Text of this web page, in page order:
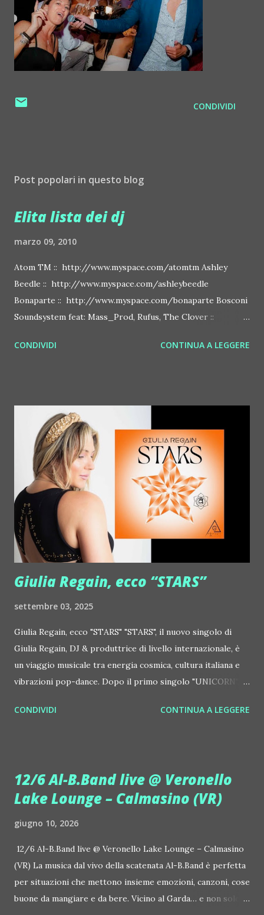
CONDIVIDI
Post popolari in questo blog
Elita lista dei dj
marzo 09, 2010
Atom TM :: http://www.myspace.com/atomtm Ashley
Beedle :: http://www.myspace.com/ashleybeedle
Bonaparte :: http://www.myspace.com/bonaparte Bosconi
Soundsystem feat: Mass_Prod, Rufus, The Clover ::
http://www.myspace.com/benderbyetone Chapelier Fou ::
Deian :: http://www.myspace.com/deiansong Dixon ::
http://www.myspace.com/justdixon Frivolous ::
http://www.myspace.com/frivolouslive Frost ::
http://www.myspace.com/frostnorway Gonzales ::
http://www.myspace.com/gonzpiration Italian Laptop
Orchestra feat. Alessio Bertallot Jimmy Edgar ::
http://www.myspace.com/colorstrip Jon Hopkins ::
http://www.myspace.com/jonhopkins Le Luci della
Centrale Elettrica Loco Dice ::
http://www.myspace.com/locod...
CONDIVIDI CONTINUA A LEGGERE
Giulia Regain, ecco “STARS”
settembre 03, 2025
Giulia Regain, ecco "STARS" "STARS", il nuovo singolo di
Giulia Regain, DJ & produttrice di livello internazionale, è
un viaggio musicale tra energia cosmica, cultura italiana e
vibrazioni pop-dance. Dopo il primo singolo "UNICORN",
seconda release intitolata "STARS", interpretata dalla voce
tra Giulia Regain e Dhany, già insieme in precedenti
produzioni come "My Memories" (Universal) e "We Are
connessione universale: un invito a riscoprire la nostra
natura di starseed, figli delle stelle, capaci di portare luce,
creatività ed empatia nel mondo. Con "STARS" Giulia Regain
porta avanti la sua visione musicale che fonde dance
internazionale, a...
CONDIVIDI CONTINUA A LEGGERE
12/6 Al-B.Band live @ Veronello
Lake Lounge – Calmasino (VR)
giugno 10, 2026
12/6 Al-B.Band live @ Veronello Lake Lounge – Calmasino
(VR) La musica dal vivo della scatenata Al-B.Band è perfetta
per situazioni che mettono insieme emozioni, canzoni, cose
buone da mangiare e da bere. Vicino al Garda… e non solo. Il